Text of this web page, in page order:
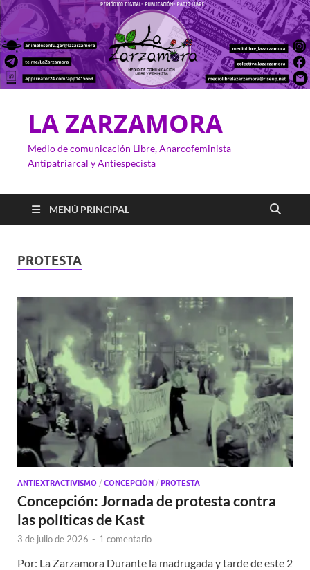
LA ZARZAMORA
Medio de comunicación Libre, Anarcofeminista
Antipatriarcal y Antiespecista
MENÚ PRINCIPAL
PROTESTA
ANTIEXTRACTIVISMO / CONCEPCIÓN / PROTESTA
Concepción: Jornada de protesta contra
las políticas de Kast
3 de julio de 2026 - 1 comentario
Por: La Zarzamora Durante la madrugada y tarde de este 2